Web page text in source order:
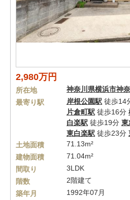
2,980万円
所在地 神奈川県横浜市神
最寄り駅
岸根公園駅 徒歩14
片倉町駅 徒歩16分
白楽駅 徒歩19分 東
東白楽駅 徒歩23分
土地面積
71.13m²
建物面積
71.04m²
間取り
3LDK
階数
2階建て
築年月
1992年07月